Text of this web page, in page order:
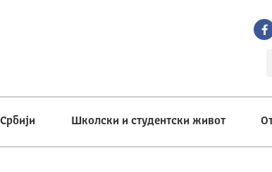
Школски и студентски живот